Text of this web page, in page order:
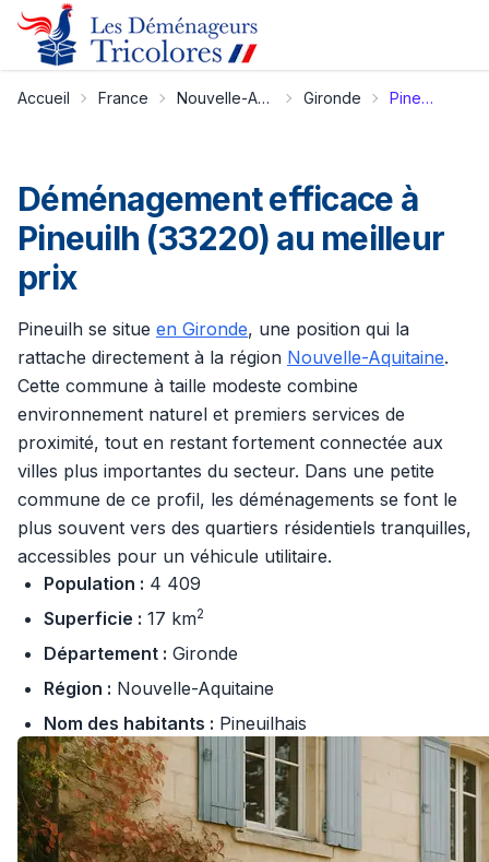
Accueil France Nouvelle-Aquitaine Gironde Pineuilh
Déménagement efficace à
Pineuilh (33220) au meilleur
prix
Pineuilh se situe en Gironde, une position qui la
rattache directement à la région Nouvelle-Aquitaine.
Cette commune à taille modeste combine
environnement naturel et premiers services de
proximité, tout en restant fortement connectée aux
villes plus importantes du secteur. Dans une petite
commune de ce profil, les déménagements se font le
plus souvent vers des quartiers résidentiels tranquilles,
accessibles pour un véhicule utilitaire.
Population : 4 409
Superficie : 17 km2
Département : Gironde
Région : Nouvelle-Aquitaine
Nom des habitants : Pineuilhais